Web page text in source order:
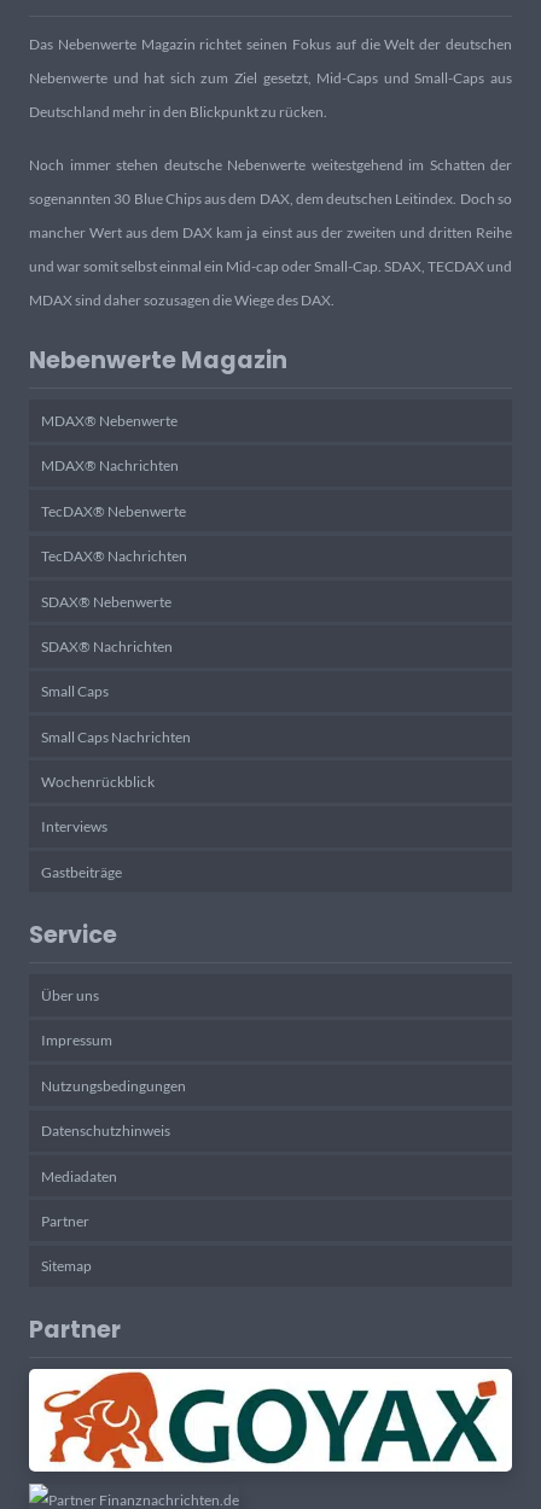
Das Nebenwerte Magazin richtet seinen Fokus auf die Welt der deutschen
Nebenwerte und hat sich zum Ziel gesetzt, Mid-Caps und Small-Caps aus
Deutschland mehr in den Blickpunkt zu rücken.
Noch immer stehen deutsche Nebenwerte weitestgehend im Schatten der
sogenannten 30 Blue Chips aus dem DAX, dem deutschen Leitindex. Doch so
mancher Wert aus dem DAX kam ja einst aus der zweiten und dritten Reihe
und war somit selbst einmal ein Mid-cap oder Small-Cap. SDAX, TECDAX und
MDAX sind daher sozusagen die Wiege des DAX.
Nebenwerte Magazin
MDAX® Nebenwerte
MDAX® Nachrichten
TecDAX® Nebenwerte
TecDAX® Nachrichten
SDAX® Nebenwerte
SDAX® Nachrichten
Small Caps
Small Caps Nachrichten
Wochenrückblick
Interviews
Gastbeiträge
Service
Über uns
Impressum
Nutzungsbedingungen
Datenschutzhinweis
Mediadaten
Partner
Sitemap
Partner